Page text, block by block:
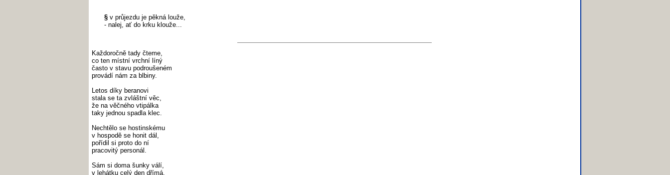
§ v průjezdu je pěkná louže,
- nalej, ať do krku klouže...
Každoročně tady čteme,
co ten místní vrchní líný
často v stavu podroušeném
provádí nám za blbiny.
Letos díky beranovi
stala se ta zvláštní věc,
že na věčného vtipálka
taky jednou spadla klec.
Nechtělo se hostinskému
v hospodě se honit dál,
pořídil si proto do ní
pracovitý personál.
Sám si doma šunky válí,
v lehátku celý den dřímá,